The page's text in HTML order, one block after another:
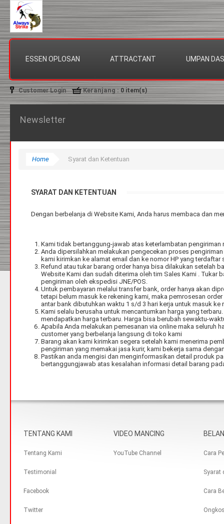
ESSEN OPLOSAN ATTRACTANT UMPAN
Keranjang:0item(s)
Customer Login
Newsletter
Home Syarat dan Ketentuan
SYARAT DAN KETENTUAN
Dengan berbelanja di Website Kami, Anda harus membaca dan
Kami tidak bertanggung-jawab atas keterlambatan pengiriman
Anda dipersilahkan melakukan pengecekan proses
kami kirimkan ke alamat email dan ke nomor HP yang terdaftar
Refund atau tukar barang order hanya bisa dilakukan setelah
Website Kami dan sudah diterima oleh tim Sales Kami .
pengiriman oleh ekspedisi JNE/POS.
Untuk pembayaran melalui transfer bank, order hanya akan
tetapi belum masuk ke rekening kami, maka pemrosesan
antar bank dibutuhkan waktu 1 s/d 3 hari kerja untuk masuk ke
Kami selalu berusaha untuk mencantumkan harga yang
mendapatkan harga terbaru. Harga bisa berubah sewaktu-
Apabila Anda melakukan pemesanan via online maka
customer yang berbelanja langsung di toko kami
Barang akan kami kirimkan segera setelah kami menerima
pengiriman yang memakai jasa kurir, kami bekerja sama
Pastikan anda mengisi dan menginformasikan detail produk
bertanggungjawab atas kesalahan informasi detail barang
TENTANG KAMI
Tentang Kami
Testimonial
Facebook
Twitter
VIDEO MANCING
YouTube Channel Cara
Syarat
Cara